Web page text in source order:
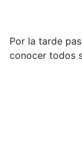
Por la tarde
conocer todos